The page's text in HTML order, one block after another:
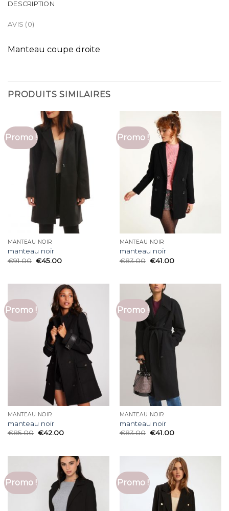
DESCRIPTION
AVIS (0)
Manteau coupe droite
PRODUITS SIMILAIRES
Promo !
MANTEAU NOIR
manteau noir
€91.00 €45.00
Promo !
MANTEAU NOIR
manteau noir
€83.00 €41.00
Promo !
MANTEAU NOIR
manteau noir
€85.00 €42.00
Promo !
MANTEAU NOIR
manteau noir
€83.00 €41.00
Promo ! Promo !